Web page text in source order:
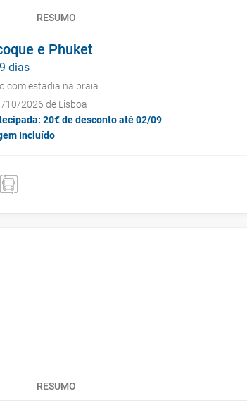
RESUMO
e Phuket
dias
com estadia na praia
10/2026 de Lisboa
20€ de desconto até 02/09
Incluído
RESUMO